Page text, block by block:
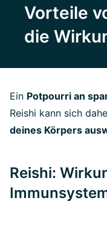
Vorteile
die
Ein Potpourri an
Reishi kann sich
deines Körpers
Reishi: